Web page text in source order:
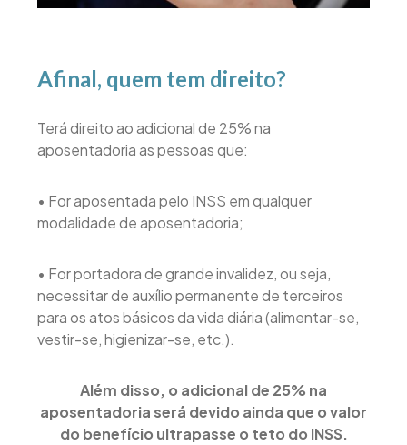
Afinal, quem tem direito?
Terá direito ao adicional de 25% na
aposentadoria as pessoas que:
• For aposentada pelo INSS em qualquer
modalidade de aposentadoria;
• For portadora de grande invalidez, ou seja,
necessitar de auxílio permanente de terceiros
para os atos básicos da vida diária (alimentar-se,
vestir-se, higienizar-se, etc.).
Além disso, o adicional de 25% na
aposentadoria será devido ainda que o valor
do benefício ultrapasse o teto do INSS.